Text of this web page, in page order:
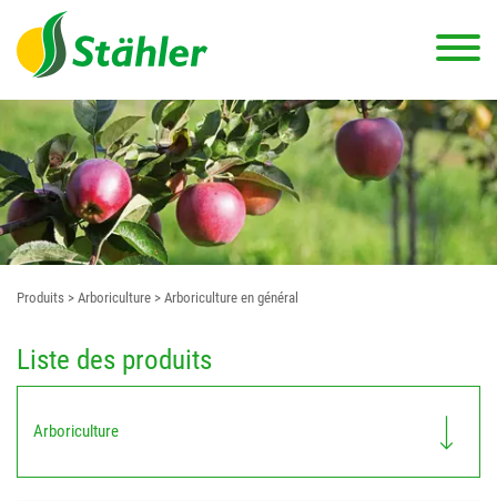
Produits > Arboriculture > Arboriculture en général
Liste des produits
Arboriculture